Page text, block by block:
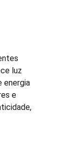
luz
energia
e